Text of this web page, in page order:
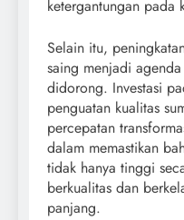
ketergantungan pada
Selain itu,
saing menjadi
didorong. Investasi
penguatan kualitas
percepatan
dalam memastikan
tidak hanya tinggi
berkualitas dan
panjang.